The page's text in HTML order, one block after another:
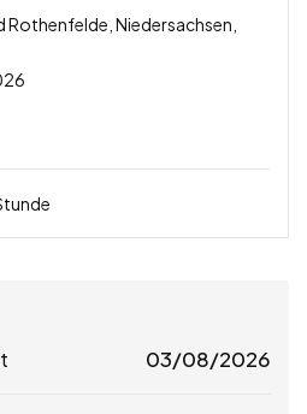
Rothenfelde, Niedersachsen,
03/08/2026